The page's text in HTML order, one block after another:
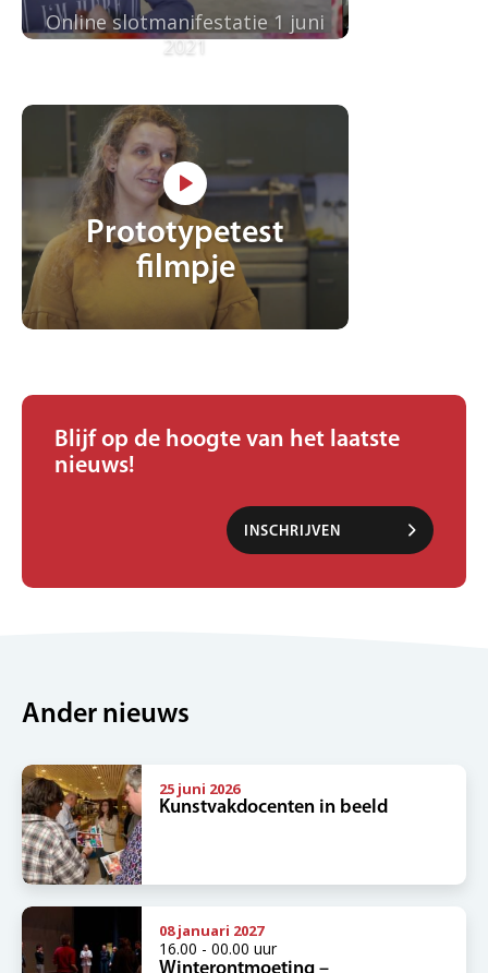
Blijf op de hoogte van het laatste
nieuws!
INSCHRIJVEN
Online slotmanifestatie 1 juni
2021
Prototypetest
filmpje
Ander nieuws
25 juni 2026
Kunstvakdocenten in beeld
08 januari 2027
16.00 - 00.00 uur